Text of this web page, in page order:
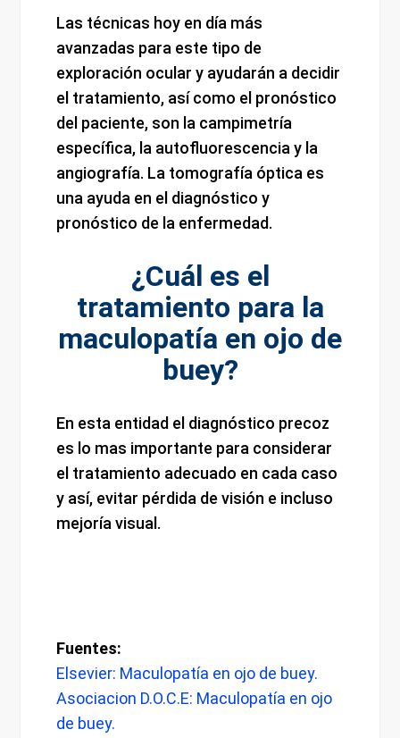
Las técnicas hoy en día más
avanzadas para este tipo de
exploración ocular y ayudarán a decidir
el tratamiento, así como el pronóstico
del paciente, son la campimetría
específica, la autofluorescencia y la
angiografía. La tomografía óptica es
una ayuda en el diagnóstico y
pronóstico de la enfermedad.
¿Cuál es el
tratamiento para la
maculopatía en ojo de
buey?
En esta entidad el diagnóstico precoz
es lo mas importante para considerar
el tratamiento adecuado en cada caso
y así, evitar pérdida de visión e incluso
mejoría visual.
Fuentes:
Elsevier: Maculopatía en ojo de buey.
Asociacion D.O.C.E: Maculopatía en ojo
de buey.